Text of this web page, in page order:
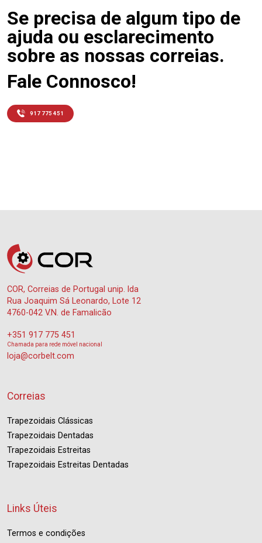
Se precisa de algum tipo de
ajuda ou esclarecimento
sobre as nossas correias.
Fale Connosco!
917 775 451
COR, Correias de Portugal unip. lda
Rua Joaquim Sá Leonardo, Lote 12
4760-042 V.N. de Famalicão
+351 917 775 451
Chamada para rede móvel nacional
loja@corbelt.com
Correias
Trapezoidais Clássicas
Trapezoidais Dentadas
Trapezoidais Estreitas
Trapezoidais Estreitas Dentadas
Links Úteis
Termos e condições